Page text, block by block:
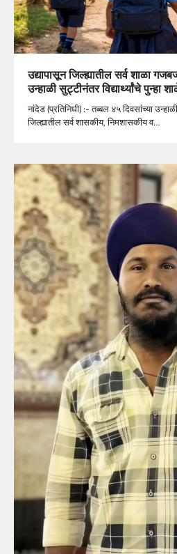
उद्यापासून जिल्ह्यातील सर्व शाळा
उन्हाळी सुट्टीनंतर विद्यार्थ्यांचे पुन्हा
नांदेड (प्रतिनिधी) :- तब्बल ४५ दिवसांच्या
जिल्ह्यातील सर्व शासकीय, निमशासकीय व…